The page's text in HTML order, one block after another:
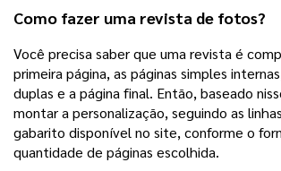
Como fazer uma revista de fotos?
Você precisa saber que uma revista é
primeira página, as páginas simples
duplas e a página final. Então, baseado
montar a personalização, seguindo as
gabarito disponível no site, conforme o
quantidade de páginas escolhida.